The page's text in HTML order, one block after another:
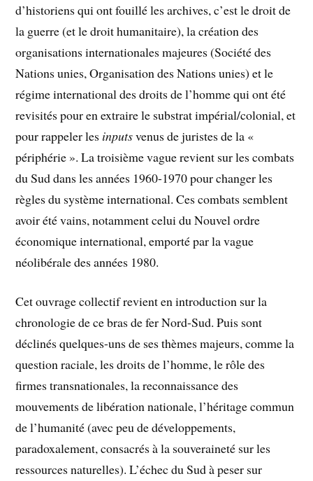
d’historiens qui ont fouillé les archives, c’est le droit de
la guerre (et le droit humanitaire), la création des
organisations internationales majeures (Société des
Nations unies, Organisation des Nations unies) et le
régime international des droits de l’homme qui ont été
revisités pour en extraire le substrat impérial/colonial, et
pour rappeler les inputsvenus de juristes de la «
périphérie ». La troisième vague revient sur les combats
du Sud dans les années 1960-1970 pour changer les
règles du système international. Ces combats semblent
avoir été vains, notamment celui du Nouvel ordre
économique international, emporté par la vague
néolibérale des années 1980.
Cet ouvrage collectif revient en introduction sur la
chronologie de ce bras de fer Nord-Sud. Puis sont
déclinés quelques-uns de ses thèmes majeurs, comme la
question raciale, les droits de l’homme, le rôle des
firmes transnationales, la reconnaissance des
mouvements de libération nationale, l’héritage commun
de l’humanité (avec peu de développements,
paradoxalement, consacrés à la souveraineté sur les
ressources naturelles). L’échec du Sud à peser sur